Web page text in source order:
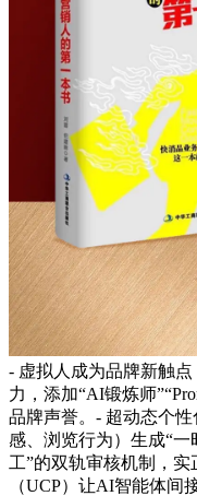
- 虚拟人成为品牌新触
力，添加“AI锻炼师
品牌声誉。- 超动态个
感、浏览行为）生成“一
工”的双轨审核机制，实
（UCP）让AI智能体间